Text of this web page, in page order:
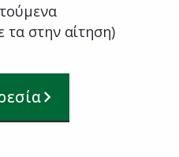
τα στην αίτηση)